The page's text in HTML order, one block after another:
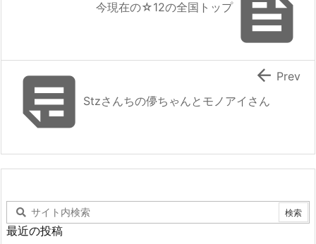

今現在の☆12の全国トップ
Stzさんちの儚ちゃんとモノアイさん
 Prev
最近の投稿